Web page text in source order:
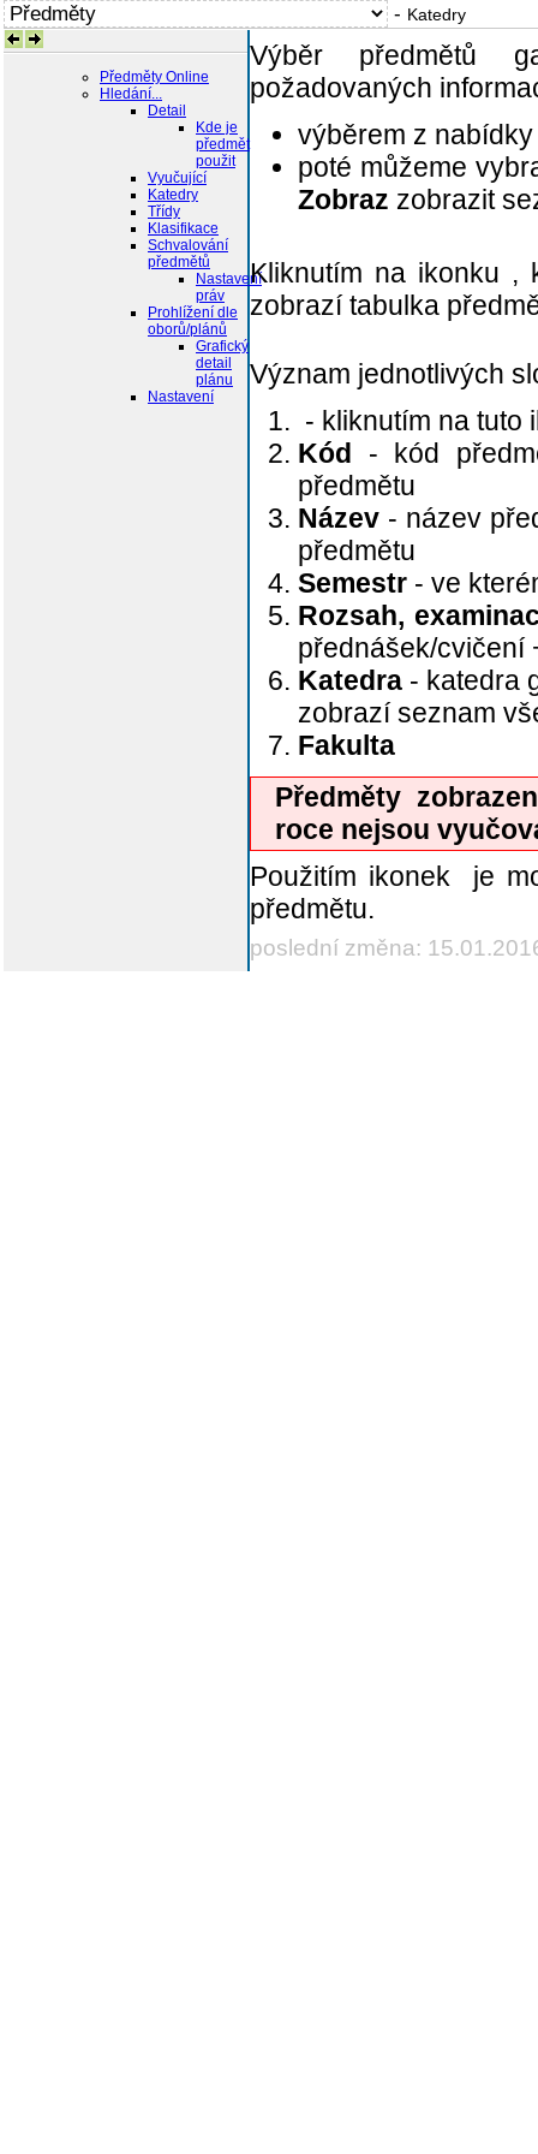
- Katedry
Předměty Online
Hledání...
Detail
Kde je
předmět
použit
Vyučující
Katedry
Třídy
Klasifikace
Schvalování
předmětů
Nastavení
práv
Prohlížení dle
oborů/plánů
Grafický
detail
plánu
Nastavení
Výběr předmětů
požadovaných
výběrem z
poté můžeme
Zobraz zobrazit
Kliknutím na ikonku ,
zobrazí tabulka
Význam jednotlivých
- kliknutím na tuto
Kód- kód
předmětu
Název- název
předmětu
Semestr
- ve
Rozsah,
přednášek/cvičení
Katedra - katedra
zobrazí seznam
Fakulta
Předměty
roce nejsou
Použitím ikonek
semestru předmětu.
poslední změna: